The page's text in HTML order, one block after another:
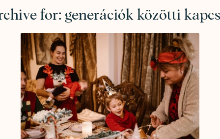
for: generációk közötti